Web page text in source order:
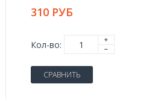
310 РУБ
Кол-во:
СРАВНИТЬ